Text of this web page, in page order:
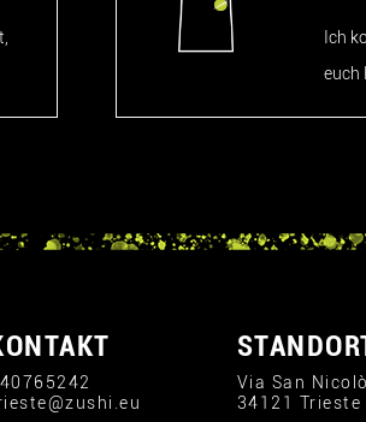
Ich
euch
Via San
34121 Trieste